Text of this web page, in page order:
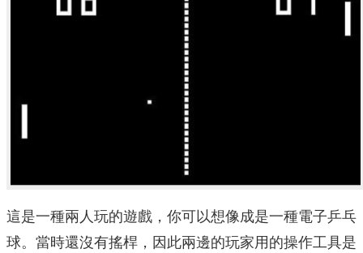
這是一種兩人玩的遊戲，你可以想像成是一種電子乒乓
球。當時還沒有搖桿，因此兩邊的玩家用的操作工具是